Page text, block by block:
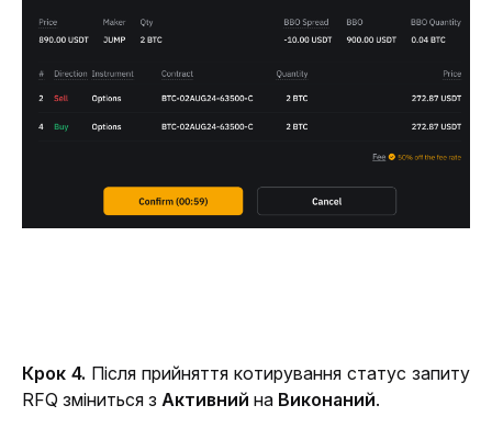
Крок 4. Після прийняття котирування статус запиту
RFQ зміниться з Активний на Виконаний.